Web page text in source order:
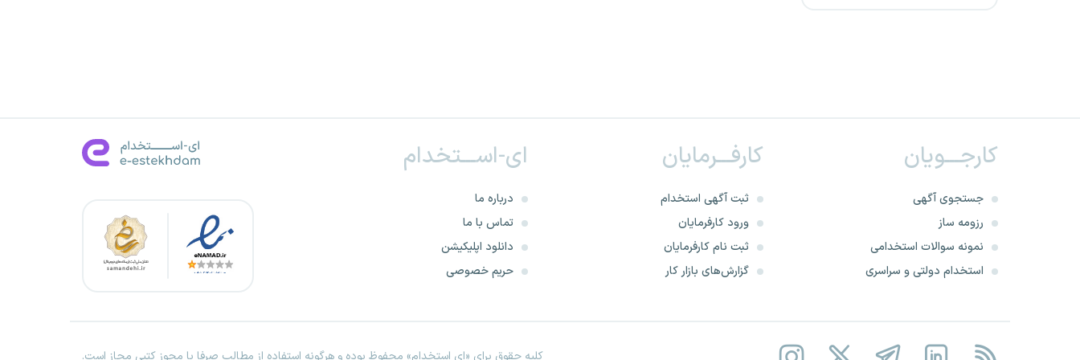
شرکت آرامش سازان امین
شرکت صنایع شیر ایران
گروه صنعتی ایران خودرو
شرکت گهر خرم ماداکتو
کارجـــویان
جستجوی آگهی
رزومه ساز
نمونه سوالات استخدامی
استخدام دولتی و سراسری
کارفـــرمایان
ثبت آگهی استخدام
ورود کارفرمایان
ثبت نام کارفرمایان
گزارش‌های بازار کار
ای-اســـتخدام
درباره ما
تماس با ما
دانلود اپلیکیشن
حریم خصوصی
کلیه حقوق برای «ای استخدام» محفوظ بوده و هرگونه استفاده از مطالب صرفا با مجوز کتبی مجاز است.